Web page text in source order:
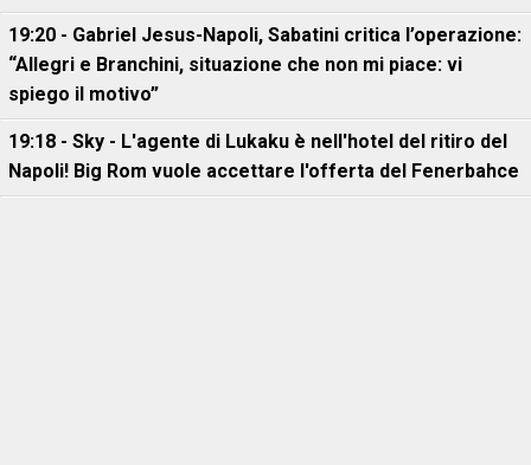
19:20 - Gabriel Jesus-Napoli, Sabatini critica l’operazione:
“Allegri e Branchini, situazione che non mi piace: vi
spiego il motivo”
19:18 - Sky - L'agente di Lukaku è nell'hotel del ritiro del
Napoli! Big Rom vuole accettare l'offerta del Fenerbahce